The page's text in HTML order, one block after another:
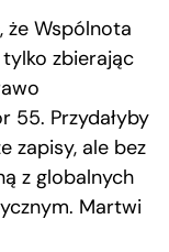
że Wspólnota
tylko zbierając
55. Przydałyby
zapisy, ale bez
z globalnych
Martwi